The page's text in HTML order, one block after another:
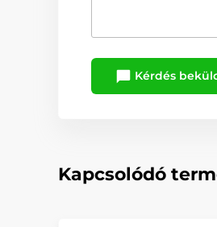
Kérdés
Kapcsolódó